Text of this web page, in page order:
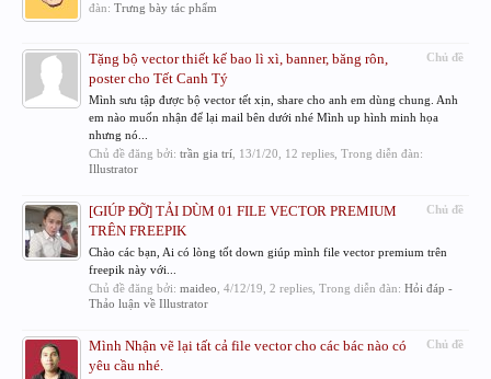
đàn: Trưng bày tác phẩm
Chủ đề
Tặng bộ vector thiết kế bao lì xì, banner, băng rôn,
poster cho Tết Canh Tý
Mình sưu tập được bộ vector tết xịn, share cho anh em dùng chung. Anh
em nào muốn nhận để lại mail bên dưới nhé Mình up hình minh họa
nhưng nó...
Chủ đề đăng bởi: trần gia trí 13/1/20 , 12 replies, Trong diễn đàn:
Illustrator
Chủ đề
[GIÚP ĐỠ] TẢI DÙM 01 FILE VECTOR PREMIUM
TRÊN FREEPIK
Chào các bạn, Ai có lòng tốt down giúp mình file vector premium trên
freepik này với...
Chủ đề đăng bởi: maideo 4/12/19 , 2 replies, Trong diễn đàn: Hỏi đáp -
Thảo luận về Illustrator
Chủ đề
Mình Nhận vẽ lại tất cả file vector cho các bác nào có
yêu cầu nhé.